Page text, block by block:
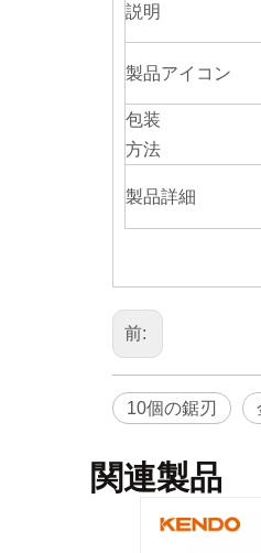
説明
製品アイコン
包装
方法
製品詳細
前:
10個の鋸刃
関連製品